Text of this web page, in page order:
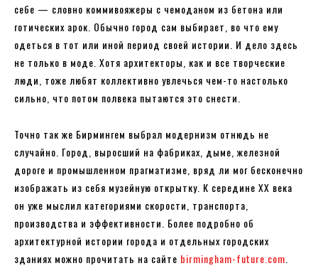
себе — словно коммивояжеры с чемоданом из бетона или
готических арок. Обычно город сам выбирает, во что ему
одеться в тот или иной период своей истории. И дело здесь
не только в моде. Хотя архитекторы, как и все творческие
люди, тоже любят коллективно увлечься чем-то настолько
сильно, что потом полвека пытаются это снести.
Точно так же Бирмингем выбрал модернизм отнюдь не
случайно. Город, выросший на фабриках, дыме, железной
дороге и промышленном прагматизме, вряд ли мог бесконечно
изображать из себя музейную открытку. К середине XX века
он уже мыслил категориями скорости, транспорта,
производства и эффективности. Более подробно об
архитектурной истории города и отдельных городских
зданиях можно прочитать на сайте birmingham-future.com